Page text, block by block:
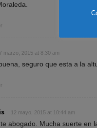
marzo, 2015 at 8:30 am
seguro que esta a la
12 mayo, 2015 at 10:44 am
abogado. Mucha suerte en